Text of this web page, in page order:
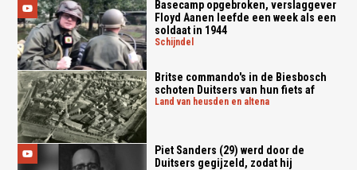
Basecamp opgebroken, verslaggever
Floyd Aanen leefde een week als een
soldaat in 1944
schijndel
Britse commando's in de Biesbosch
schoten Duitsers van hun fiets af
land van heusden en altena
Piet Sanders (29) werd door de
Duitsers gegijzeld, zodat hij